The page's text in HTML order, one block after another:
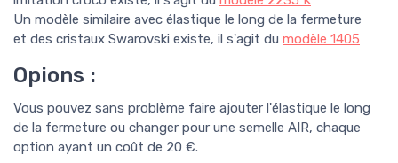
Un modèle similaire avec élastique le long de la fermeture
et des cristaux Swarovski existe, il s'agit du modèle 1405
Opions :
Vous pouvez sans problème faire ajouter l'élastique le long
de la fermeture ou changer pour une semelle AIR, chaque
option ayant un coût de 20 €.